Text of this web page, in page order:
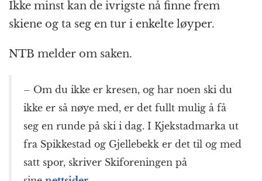
Ikke minst kan de ivrigste nå finne frem
skiene og ta seg en tur i enkelte løyper.
NTB melder om saken.
– Om du ikke er kresen, og har noen ski du
ikke er så nøye med, er det fullt mulig å få
seg en runde på ski i dag. I Kjekstadmarka ut
fra Spikkestad og Gjellebekk er det til og med
satt spor, skriver Skiforeningen på